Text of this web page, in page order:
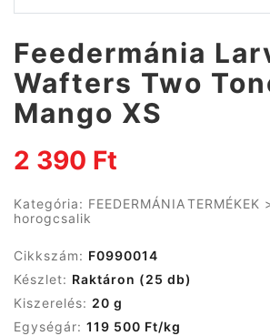
Feedermánia
Wafters Two
Mango XS
2 390 Ft
Kategória: FEEDERMÁNIA TERMÉKEK
horogcsalik
Cikkszám: F0990014
Készlet: Raktáron (25 db)
Kiszerelés: 20 g
Egységár: 119 500 Ft/kg